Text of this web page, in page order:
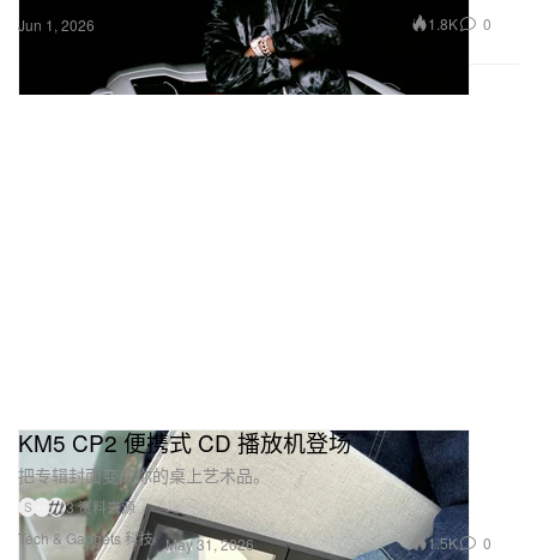
Jun 1, 2026 1.8K 0
Tech & Gadgets 科技
KM5 CP2 便携式 CD 播放机登场
把专辑封面变成你的桌上艺术品。
S
3 资料来源
May 31, 2026
1.5K 0